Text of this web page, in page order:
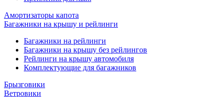
Амортизаторы капота
Багажники на крышу и рейлинги
Багажники на рейлинги
Багажники на крышу без рейлингов
Рейлинги на крышу автомобиля
Комплектующие для багажников
Брызговики
Ветровики